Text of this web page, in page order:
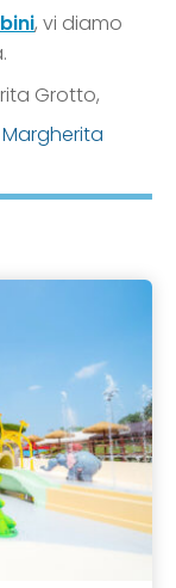
, vi diamo
Grotto,
Margherita